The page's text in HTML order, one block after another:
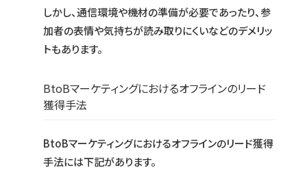
しかし、通信環境や機材の準備が必要であったり、参
加者の表情や気持ちが読み取りにくいなどのデメリッ
トもあります。
BtoBマーケティングにおけるオフラインのリード
獲得手法
BtoBマーケティングにおけるオフラインのリード獲得
手法には下記があります。